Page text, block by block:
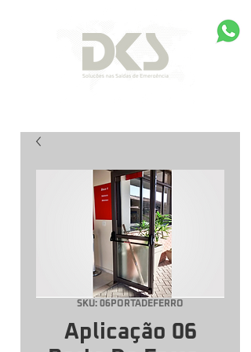
SKU: 06PORTADEFERRO
Aplicação 06